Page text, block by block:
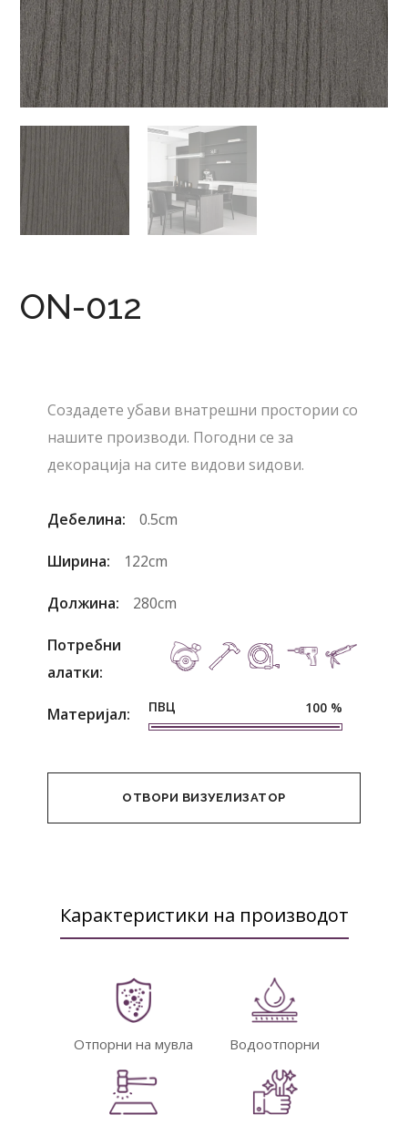
ON-012
Создадете убави внатрешни простории со
нашите производи. Погодни се за
декорација на сите видови ѕидови.
Дебелина: 0.5cm
Ширина: 122cm
Должина: 280cm
Потребни
алатки:
Материјал: ПВЦ 100 %
ОТВОРИ ВИЗУЕЛИЗАТОР
Карактеристики на производот
Отпорни на мувла Водоотпорни